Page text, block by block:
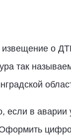
извещение о
так
в аварии